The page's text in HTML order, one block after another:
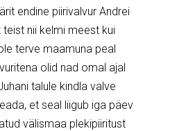
endine piirivalvur Andrei
teist nii kelmi meest kui
terve maamuna peal
olid nad omal ajal
talule kindla valve
et seal liigub iga päev
välismaa plekipiiritust